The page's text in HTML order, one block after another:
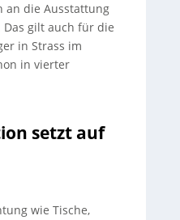
an die Ausstattung
gilt auch für die
in Strass im
in vierter
setzt auf
wie Tische,